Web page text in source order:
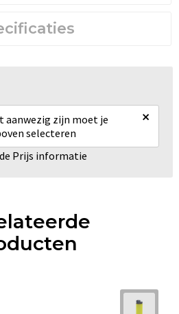
aanwezig zijn moet je
selecteren
×
Prijs informatie